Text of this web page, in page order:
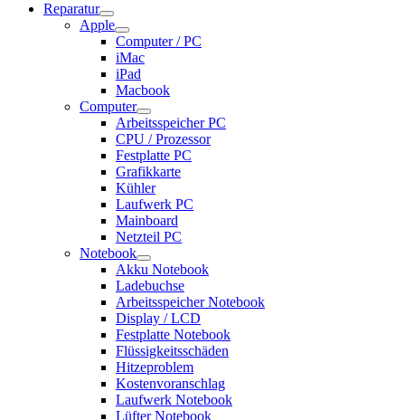
Reparatur
Apple
Computer / PC
iMac
iPad
Macbook
Computer
Arbeitsspeicher PC
CPU / Prozessor
Festplatte PC
Grafikkarte
Kühler
Laufwerk PC
Mainboard
Netzteil PC
Notebook
Akku Notebook
Ladebuchse
Arbeitsspeicher Notebook
Display / LCD
Festplatte Notebook
Flüssigkeitsschäden
Hitzeproblem
Kostenvoranschlag
Laufwerk Notebook
Lüfter Notebook